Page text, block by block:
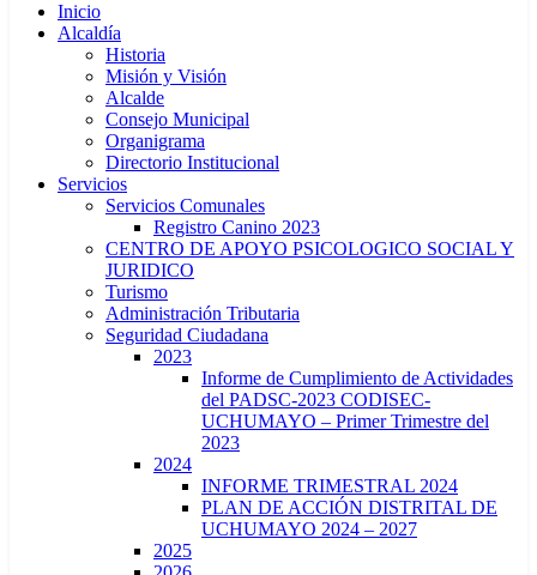
Inicio
Alcaldía
Historia
Misión y Visión
Alcalde
Consejo Municipal
Organigrama
Directorio Institucional
Servicios
Servicios Comunales
Registro Canino 2023
CENTRO DE APOYO PSICOLOGICO SOCIAL Y
JURIDICO
Turismo
Administración Tributaria
Seguridad Ciudadana
2023
Informe de Cumplimiento de Actividades
del PADSC-2023 CODISEC-
UCHUMAYO – Primer Trimestre del
2023
2024
INFORME TRIMESTRAL 2024
PLAN DE ACCIÓN DISTRITAL DE
UCHUMAYO 2024 – 2027
2025